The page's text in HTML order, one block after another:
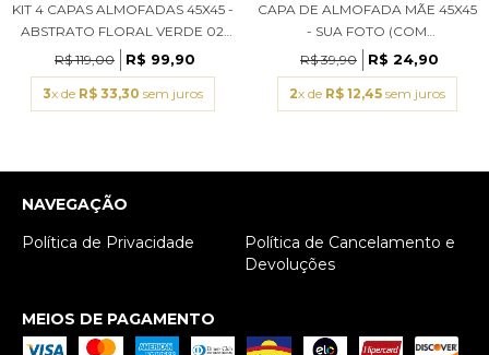
KIT 4 CAPAS ALMOFADAS 45X45 -
ABSTRATO FLORAL VERDE 02
(COM ENCHIMENTOS)
R$ 119,00 R$ 99,90
3x de R$ 33,30 sem juros
CAPA DE ALMOFADA MÃE 45X45
- SUA FOTO (COM
ENCHIMENTOS)
R$ 39,90 R$ 24,90
2x de R$ 12,45sem juros
NAVEGAÇÃO
Política de Privacidade
Política de Cancelamento e
Devoluções
MEIOS DE PAGAMENTO